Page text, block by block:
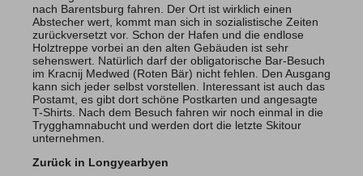
nach Barentsburg fahren. Der Ort ist wirklich einen
Abstecher wert, kommt man sich in sozialistische Zeiten
zurückversetzt vor. Schon der Hafen und die endlose
Holztreppe vorbei an den alten Gebäuden ist sehr
sehenswert. Natürlich darf der obligatorische Bar-Besuch
im Kracnij Medwed (Roten Bär) nicht fehlen. Den Ausgang
kann sich jeder selbst vorstellen. Interessant ist auch das
Postamt, es gibt dort schöne Postkarten und angesagte
T-Shirts. Nach dem Besuch fahren wir noch einmal in die
Trygghamnabucht und werden dort die letzte Skitour
unternehmen.
Zurück in Longyearbyen